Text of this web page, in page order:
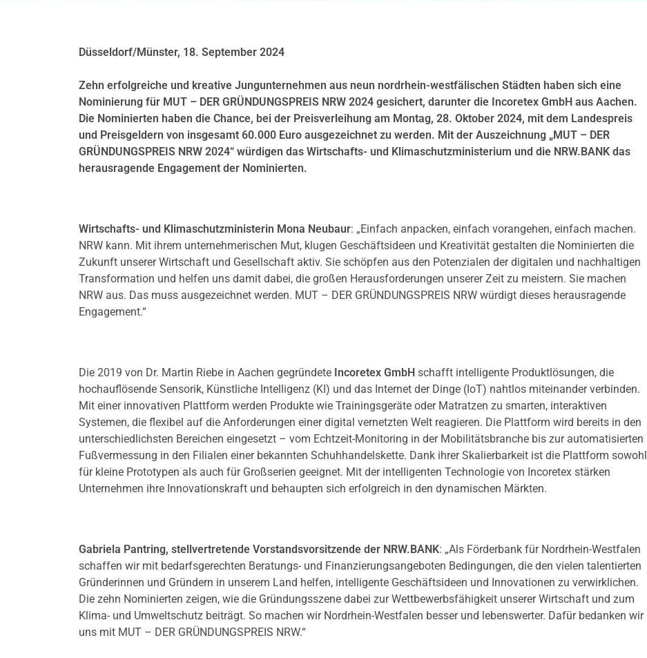
Düsseldorf/Münster, 18. September 2024
Zehn erfolgreiche und kreative Jungunternehmen aus neun nordrhein-westfälischen Städten haben sich eine
Nominierung für MUT – DER GRÜNDUNGSPREIS NRW 2024 gesichert, darunter die Incoretex GmbH aus Aachen.
Die Nominierten haben die Chance, bei der Preisverleihung am Montag, 28. Oktober 2024, mit dem Landespreis
und Preisgeldern von insgesamt 60.000 Euro ausgezeichnet zu werden. Mit der Auszeichnung „MUT – DER
GRÜNDUNGSPREIS NRW 2024“ würdigen das Wirtschafts- und Klimaschutzministerium und die NRW.BANK das
herausragende Engagement der Nominierten.
Wirtschafts- und Klimaschutzministerin Mona Neubaur: „Einfach anpacken, einfach vorangehen, einfach machen.
NRW kann. Mit ihrem unternehmerischen Mut, klugen Geschäftsideen und Kreativität gestalten die Nominierten die
Zukunft unserer Wirtschaft und Gesellschaft aktiv. Sie schöpfen aus den Potenzialen der digitalen und nachhaltigen
Transformation und helfen uns damit dabei, die großen Herausforderungen unserer Zeit zu meistern. Sie machen
NRW aus. Das muss ausgezeichnet werden. MUT – DER GRÜNDUNGSPREIS NRW würdigt dieses herausragende
Engagement.“
Die 2019 von Dr. Martin Riebe in Aachen gegründete Incoretex GmbH schafft intelligente Produktlösungen, die
hochauflösende Sensorik, Künstliche Intelligenz (KI) und das Internet der Dinge (IoT) nahtlos miteinander verbinden.
Mit einer innovativen Plattform werden Produkte wie Trainingsgeräte oder Matratzen zu smarten, interaktiven
Systemen, die flexibel auf die Anforderungen einer digital vernetzten Welt reagieren. Die Plattform wird bereits in den
unterschiedlichsten Bereichen eingesetzt – vom Echtzeit-Monitoring in der Mobilitätsbranche bis zur automatisierten
Fußvermessung in den Filialen einer bekannten Schuhhandelskette. Dank ihrer Skalierbarkeit ist die Plattform sowohl
für kleine Prototypen als auch für Großserien geeignet. Mit der intelligenten Technologie von Incoretex stärken
Unternehmen ihre Innovationskraft und behaupten sich erfolgreich in den dynamischen Märkten.
Gabriela Pantring, stellvertretende Vorstandsvorsitzende der NRW.BANK: „Als Förderbank für Nordrhein-Westfalen
schaffen wir mit bedarfsgerechten Beratungs- und Finanzierungsangeboten Bedingungen, die den vielen talentierten
Gründerinnen und Gründern in unserem Land helfen, intelligente Geschäftsideen und Innovationen zu verwirklichen.
Die zehn Nominierten zeigen, wie die Gründungsszene dabei zur Wettbewerbsfähigkeit unserer Wirtschaft und zum
Klima- und Umweltschutz beiträgt. So machen wir Nordrhein-Westfalen besser und lebenswerter. Dafür bedanken wir
uns mit MUT – DER GRÜNDUNGSPREIS NRW.“